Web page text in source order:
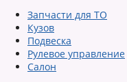
Запчасти для ТО
Кузов
Подвеска
Рулевое управление
Салон